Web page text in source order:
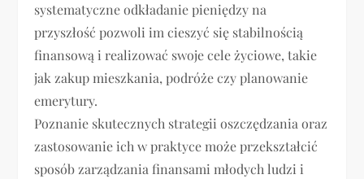
systematyczne odkładanie pieniędzy na
przyszłość pozwoli im cieszyć się stabilnością
finansową i realizować swoje cele życiowe, takie
jak zakup mieszkania, podróże czy planowanie
emerytury.
Poznanie skutecznych strategii oszczędzania oraz
zastosowanie ich w praktyce może przekształcić
sposób zarządzania finansami młodych ludzi i